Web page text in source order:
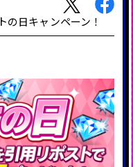
の日キャンペーン！